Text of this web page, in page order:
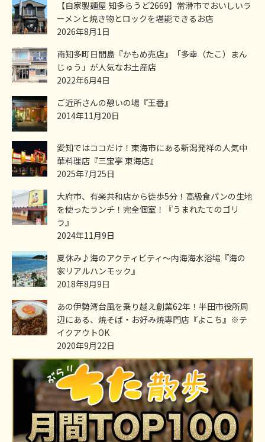
【自家製麺屋 知多らうど2669】常滑市でおいしいラ
ーメンと焼き物とロックを堪能できるお店
2026年8月1日
南知多町日間島『かもめ売店』「多幸（たこ）まん
じゅう」が人気なお土産店
2022年6月4日
ご近所さんの憩いの場『王番』
2014年11月20日
愛知ではココだけ！東海市にある新潟発祥の人気中
華料理店『三宝亭 東海店』
2025年7月25日
大府市、有楽共和店から徒歩5分！高級食パンの生地
を使ったランチ！完全個室！『うまれたてのゴリ
ラ』
2024年11月9日
夏休み♪海のアクティビティ～内海海水浴場『海の
家リアルハンモック』
2018年8月9日
あの伊勢湾台風を乗り越え創業62年！半田市役所周
辺にある、焼そば・お好み焼専門店『よこち』※テ
イクアウトOK
2020年9月22日